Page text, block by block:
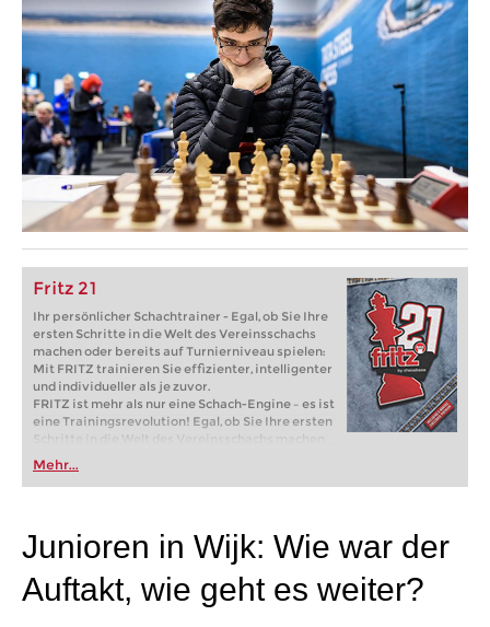
Fritz 21
Ihr persönlicher Schachtrainer - Egal, ob Sie Ihre
ersten Schritte in die Welt des Vereinsschachs
machen oder bereits auf Turnierniveau spielen:
Mit FRITZ trainieren Sie effizienter, intelligenter
und individueller als je zuvor.
FRITZ ist mehr als nur eine Schach-Engine – es ist
eine Trainingsrevolution! Egal, ob Sie Ihre ersten
Schritte in die Welt des Vereinsschachs machen
oder bereits auf Turnierniveau spielen: Mit
FRITZ trainieren Sie effizienter, intelligenter und
individueller als je zuvor.
Mehr...
Junioren in Wijk: Wie war der
Auftakt, wie geht es weiter?